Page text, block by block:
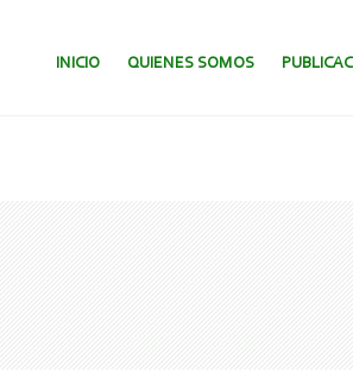
SALTAR AL CONTENIDO.
INICIO QUIENES SOMOS